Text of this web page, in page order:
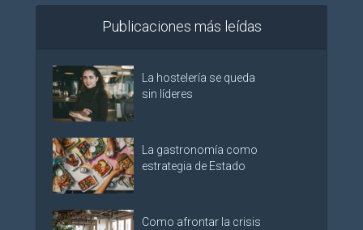
Publicaciones más leídas
La hostelería se queda
sin líderes
La gastronomía como
estrategia de Estado
Como afrontar la crisis